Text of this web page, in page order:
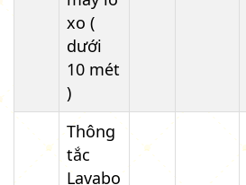
xo (
dưới
10 mét
)
Thông
tắc
Lavabo